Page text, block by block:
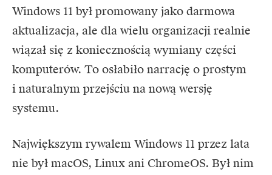
Windows 11 był promowany jako darmowa
aktualizacja, ale dla wielu organizacji realnie
wiązał się z koniecznością wymiany części
komputerów. To osłabiło narrację o prostym
i naturalnym przejściu na nową wersję
systemu.
Największym rywalem Windows 11 przez lata
nie był macOS, Linux ani ChromeOS. Był nim